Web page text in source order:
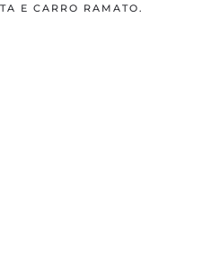
E CARRO RAMATO.